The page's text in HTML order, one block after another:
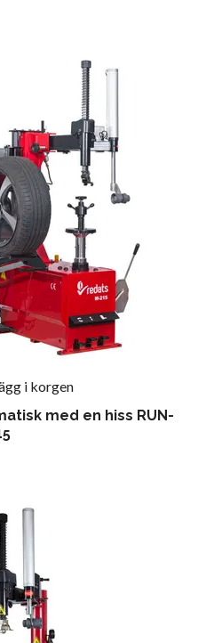
i korgen
med en hiss RUN-